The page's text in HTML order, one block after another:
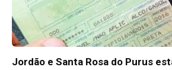
Jordão e Santa Rosa do Purus